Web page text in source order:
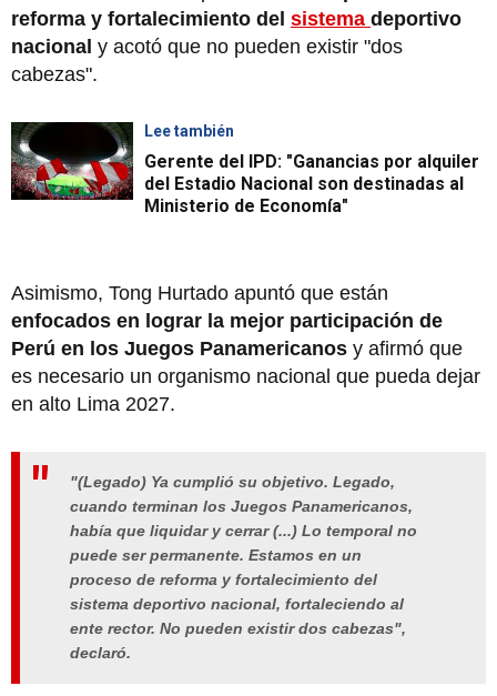
reforma y fortalecimiento del sistema deportivo
nacional y acotó que no pueden existir "dos
cabezas".
Lee también
Gerente del IPD: "Ganancias por alquiler
del Estadio Nacional son destinadas al
Ministerio de Economía"
Asimismo, Tong Hurtado apuntó que están
enfocados en lograr la mejor participación de
Perú en los Juegos Panamericanos y afirmó que
es necesario un organismo nacional que pueda dejar
en alto Lima 2027.
"(Legado) Ya cumplió su objetivo. Legado,
cuando terminan los Juegos Panamericanos,
había que liquidar y cerrar (...) Lo temporal no
puede ser permanente. Estamos en un
proceso de reforma y fortalecimiento del
sistema deportivo nacional, fortaleciendo al
ente rector. No pueden existir dos cabezas",
declaró.